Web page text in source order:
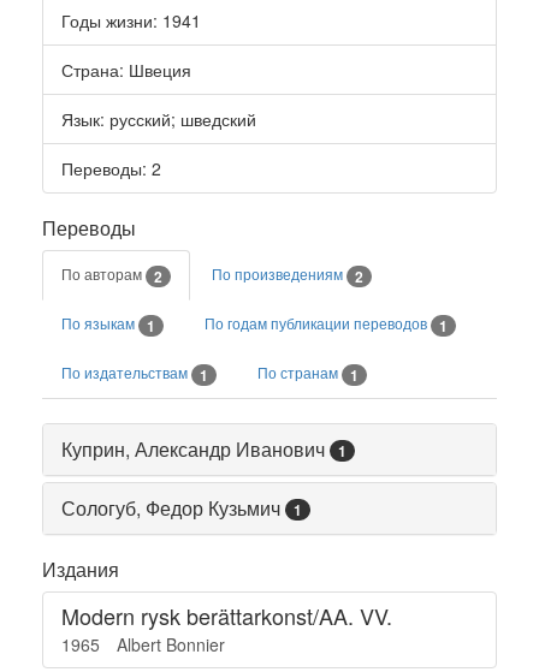
Годы жизни: 1941
Страна: Швеция
Язык: русский; шведский
Переводы: 2
Переводы
По авторам 2 По произведениям 2
По языкам 1 По годам публикации переводов 1
По издательствам 1 По странам 1
Куприн, Александр Иванович 1
Сологуб, Федор Кузьмич 1
Издания
Modern rysk berättarkonst/AA. VV.
1965 Albert Bonnier